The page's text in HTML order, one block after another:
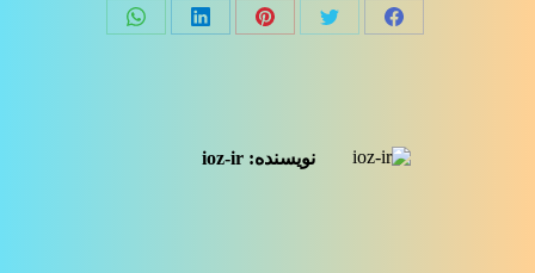
Share
Share
Share
Share
Share
نویسنده: